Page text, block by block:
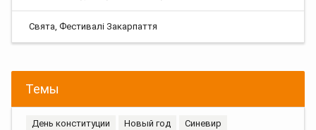
Свята, Фестивалі Закарпаття
Темы
День конституции Новый год
Синевир